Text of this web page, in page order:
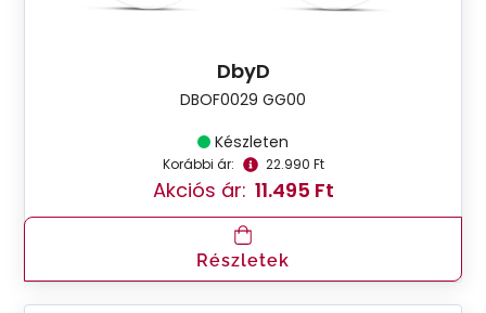
DbyD
DBOF0029 GG00
Készleten
Korábbi ár: 22.990 Ft
Akciós ár: 11.495 Ft
Részletek